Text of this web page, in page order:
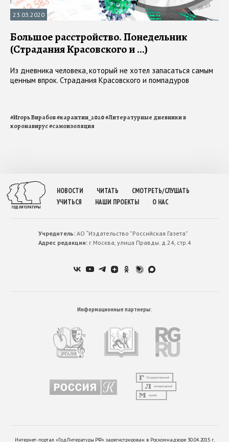
23.03.2020
Большое расстройство. Понедельник
(Страдания Красовского и …)
Из дневника человека, который не хотел запасаться самым
ценным впрок. Страдания Красовского и помпадуров
#Игорь Вирабов#карантин_2020#Литературные дневники в
коронавирус#самоизоляция
НОВОСТИ ЧИТАТЬ
СМОТРЕТЬ/СЛУШАТЬ
УЧИТЬСЯ
НАШИ ПРОЕКТЫ О НАС
Учредитель:АО “Издательство ”Российская Газета”
Адрес редакции:г.Москва, улица Правды. д.24, стр.4
Информационные партнеры:
Интернет-портал «ГодЛитературы.РФ» зарегистрирован в Роскомнадзоре 30.04.2015 г.